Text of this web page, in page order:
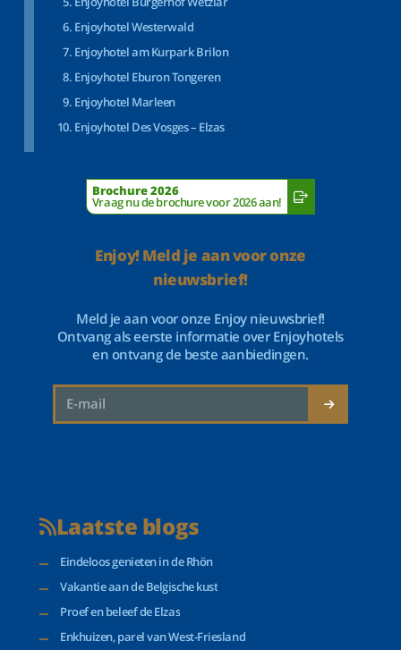
Enjoyhotel Westerwald
Enjoyhotel am Kurpark Brilon
Enjoyhotel Eburon Tongeren
Enjoyhotel Marleen
Enjoyhotel Des Vosges – Elzas
Brochure 2026
Vraag nu de brochure voor 2026 aan!
Enjoy! Meld je aan voor onze
nieuwsbrief!
Meld je aan voor onze Enjoy nieuwsbrief!
Ontvang als eerste informatie over Enjoyhotels
en ontvang de beste aanbiedingen.
Laatste blogs
Eindeloos genieten in de Rhön
Vakantie aan de Belgische kust
Proef en beleef de Elzas
Enkhuizen, parel van West-Friesland